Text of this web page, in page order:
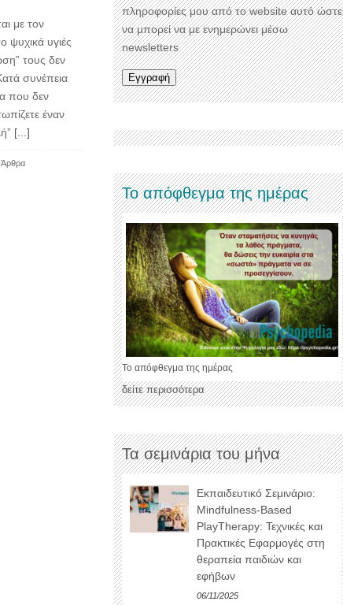
με τον
ψυχικά υγιές
τους δεν
συνέπεια
που δεν
έναν
[...]
Άρθρα
πληροφορίες μου από το website αυτό ώστε
να μπορεί να με ενημερώνει μέσω
newsletters
Το απόφθεγμα της ημέρας
Το απόφθεγμα της ημέρας
δείτε περισσότερα
Τα σεμινάρια του μήνα
Εκπαιδευτικό Σεμινάριο:
Mindfulness-Based
PlayTherapy: Τεχνικές και
Πρακτικές Εφαρμογές στη
θεραπεία παιδιών και
εφήβων
06/11/2025